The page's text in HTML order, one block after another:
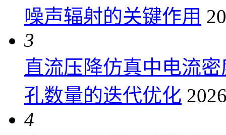
噪声辐射的关键作用
3
直流压降仿真中电流
孔数量的迭代优化
4